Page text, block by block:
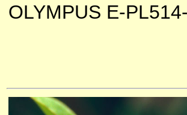
OLYMPUS E-